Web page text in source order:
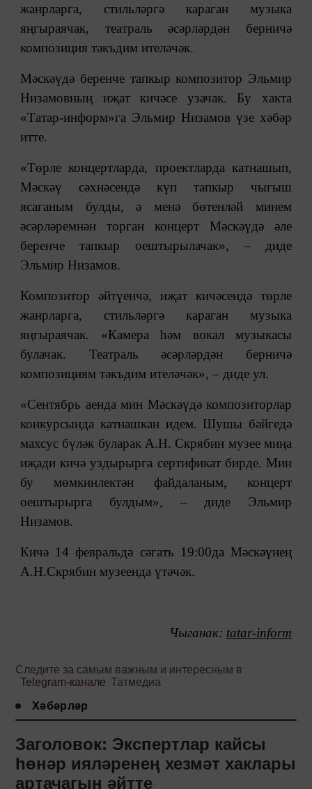
жанрларга, стильләргә караган музыка
яңгыраячак, театраль әсәрләрдән берничә
композиция тәкъдим ителәчәк.
Мәскәүдә беренче тапкыр композитор Эльмир
Низамовның иҗат кичәсе узачак. Бу хакта
«Татар-информ»га Эльмир Низамов үзе хәбәр
итте.
«Төрле концертларда, проектларда катнашып,
Мәскәү сәхнәсендә күп тапкыр чыгыш
ясаганым булды, ә менә бөтенләй минем
әсәрләремнән торган концерт Мәскәүдә әле
беренче тапкыр оештырылачак», ‒ диде
Эльмир Низамов.
Композитор әйтүенчә, иҗат кичәсендә төрле
жанрларга, стильләргә караган музыка
яңгыраячак. «Камера һәм вокал музыкасы
булачак. Театраль әсәрләрдән берничә
композициям тәкъдим ителәчәк», ‒ диде ул.
«Сентябрь аенда мин Мәскәүдә композиторлар
конкурсында катнашкан идем. Шушы бәйгедә
махсус бүләк буларак А.Н. Скрябин музее миңа
иҗади кичә уздырырга сертификат бирде. Мин
бу мөмкинлектән файдаланым, концерт
оештырырга булдым», ‒ диде Эльмир
Низамов.
Кичә 14 февральдә сәгать 19:00да Мәскәүнең
А.Н.Скрябин музеенда үтәчәк.
Чыганак: tatar-inform
Следите за самым важным и интересным в
Telegram-канале Татмедиа
Хәбәрләр
Заголовок: Экспертлар кайсы
һөнәр ияләренең хезмәт хаклары
артачагын әйтте